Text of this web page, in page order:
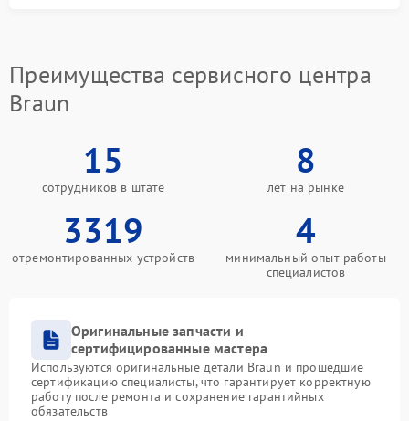
Преимущества сервисного центра
Braun
15
сотрудников в штате
8
лет на рынке
3319
отремонтированных устройств
4
минимальный опыт работы
специалистов
Оригинальные запчасти и
сертифицированные мастера
Используются оригинальные детали Braun и прошедшие
сертификацию специалисты, что гарантирует корректную
работу после ремонта и сохранение гарантийных
обязательств